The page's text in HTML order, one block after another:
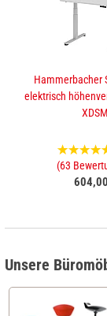
Hammerbacher
elektrisch
XDSM
(63
Unsere